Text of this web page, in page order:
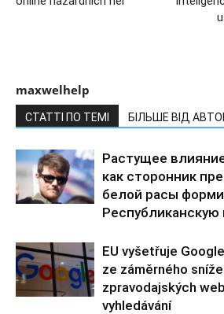
maxwelhelp
СТАТТІ ПО ТЕМІ БІЛЬШЕ ВІД
Растущее
как сторонник
белой расы
Республиканскую
EU vyšetřuje
ze záměrného
zpravodajských
vyhledávání